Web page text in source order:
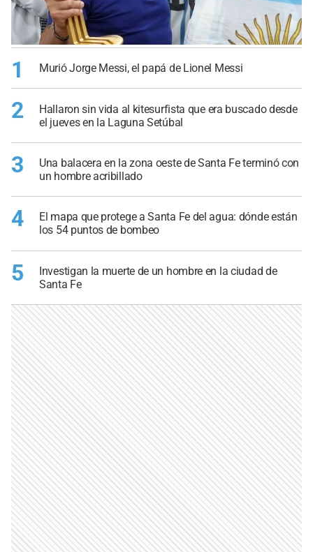
1 Murió Jorge Messi, el papá de Lionel Messi
2
Hallaron sin vida al kitesurfista que era buscado desde
el jueves en la Laguna Setúbal
3
Una balacera en la zona oeste de Santa Fe terminó con
un hombre acribillado
4
El mapa que protege a Santa Fe del agua: dónde están
los 54 puntos de bombeo
5
Investigan la muerte de un hombre en la ciudad de
Santa Fe